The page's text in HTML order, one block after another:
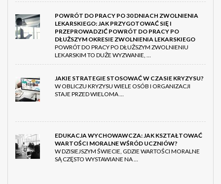
POWRÓT DO PRACY PO 30 DNIACH ZWOLNIENIA
LEKARSKIEGO: JAK PRZYGOTOWAĆ SIĘ I
PRZEPROWADZIĆ POWRÓT DO PRACY PO
DŁUŻSZYM OKRESIE ZWOLNIENIA LEKARSKIEGO
POWRÓT DO PRACY PO DŁUŻSZYM ZWOLNIENIU
LEKARSKIM TO DUŻE WYZWANIE, …
JAKIE STRATEGIE STOSOWAĆ W CZASIE KRYZYSU?
W OBLICZU KRYZYSU WIELE OSÓB I ORGANIZACJI
STAJE PRZED WIELOMA …
EDUKACJA WYCHOWAWCZA: JAK KSZTAŁTOWAĆ
WARTOŚCI MORALNE WŚRÓD UCZNIÓW?
W DZISIEJSZYM ŚWIECIE, GDZIE WARTOŚCI MORALNE
SĄ CZĘSTO WYSTAWIANE NA …